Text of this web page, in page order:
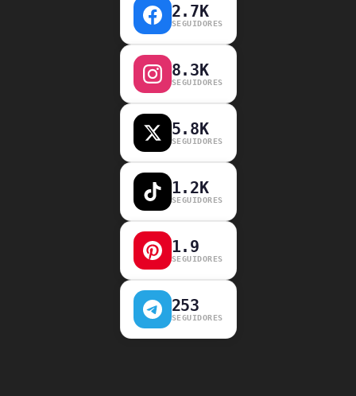
2.7K
SEGUIDORES
8.3K
SEGUIDORES
5.8K
SEGUIDORES
1.2K
SEGUIDORES
1.9
SEGUIDORES
253
SEGUIDORES